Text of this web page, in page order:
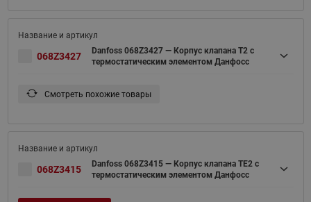
068Z3427
Danfoss 068Z3427 — Корпус клапана T2 с
термостатическим элементом Данфосс
Смотреть похожие товары
068Z3415
Danfoss 068Z3415 — Корпус клапана TE2 с
термостатическим элементом Данфосс